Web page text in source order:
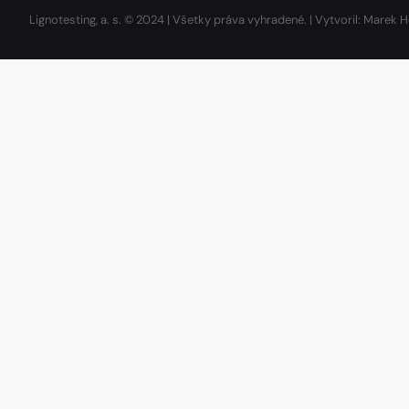
Lignotesting, a. s. © 2024 | Všetky práva vyhradené. | Vytvoril: Marek